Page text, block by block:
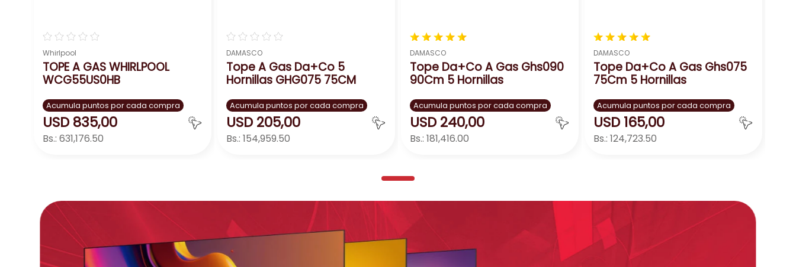
☆☆☆☆☆
Whirlpool
TOPE A GAS WHIRLPOOL
WCG55US0HB
Acumula puntos por cada compra
USD 835,00
Bs.: 631,176.50
☆☆☆☆☆
DAMASCO
Tope A Gas Da+Co 5
Hornillas GHG075 75CM
Acumula puntos por cada compra
USD 205,00
Bs.: 154,959.50
★★★★★
DAMASCO
Tope Da+Co A Gas Ghs090
90Cm 5 Hornillas
Acumula puntos por cada compra
USD 240,00
Bs.: 181,416.00
★★★★★
DAMASCO
Tope Da+Co A Gas Ghs075
75Cm 5 Hornillas
Acumula puntos por cada compra
USD 165,00
Bs.: 124,723.50